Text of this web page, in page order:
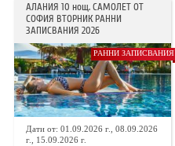
АЛАНИЯ 10 нощ. САМОЛЕТ ОТ
СОФИЯ ВТОРНИК РАННИ
ЗАПИСВАНИЯ 2026
РАННИ ЗАПИСВАНИЯ
Дати от: 01.09.2026 г., 08.09.2026
г., 15.09.2026 г.